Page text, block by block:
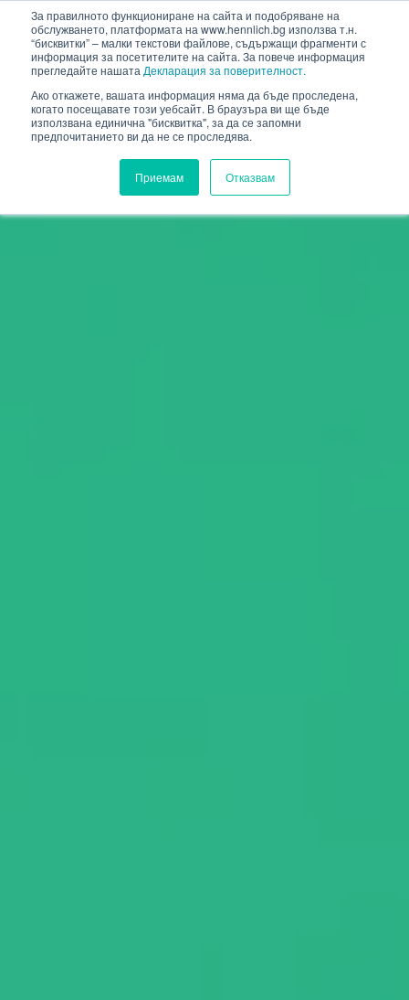
За правилното функциониране на сайта и подобряване на
обслужването, платформата на www.hennlich.bg използва т.н.
“бисквитки” – малки текстови файлове, съдържащи фрагменти с
информация за посетителите на сайта. За повече информация
прегледайте нашата Декларация за поверителност.
Ако откажете, вашата информация няма да бъде проследена,
когато посещавате този уебсайт. В браузъра ви ще бъде
използвана единична "бисквитка", за да се запомни
предпочитанието ви да не се проследява.
Приемам Отказвам
HENNLICH